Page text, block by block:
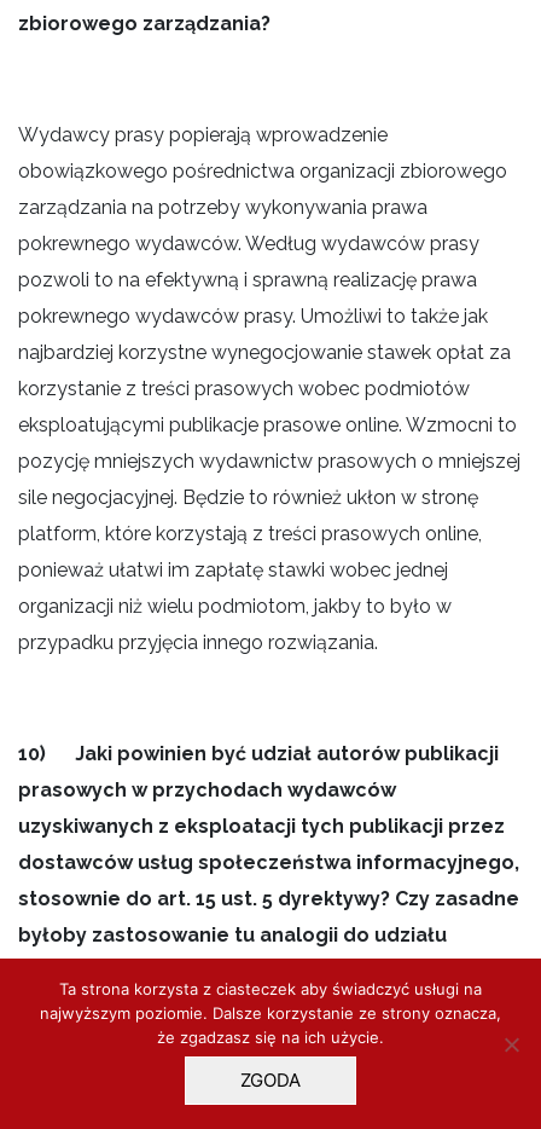
zbiorowego zarządzania?
Wydawcy prasy popierają wprowadzenie
obowiązkowego pośrednictwa organizacji zbiorowego
zarządzania na potrzeby wykonywania prawa
pokrewnego wydawców. Według wydawców prasy
pozwoli to na efektywną i sprawną realizację prawa
pokrewnego wydawców prasy. Umożliwi to także jak
najbardziej korzystne wynegocjowanie stawek opłat za
korzystanie z treści prasowych wobec podmiotów
eksploatującymi publikacje prasowe online. Wzmocni to
pozycję mniejszych wydawnictw prasowych o mniejszej
sile negocjacyjnej. Będzie to również ukłon w stronę
platform, które korzystają z treści prasowych online,
ponieważ ułatwi im zapłatę stawki wobec jednej
organizacji niż wielu podmiotom, jakby to było w
przypadku przyjęcia innego rozwiązania.
10) Jaki powinien być udział autorów publikacji
prasowych w przychodach wydawców
uzyskiwanych z eksploatacji tych publikacji przez
dostawców usług społeczeństwa informacyjnego,
stosownie do art. 15 ust. 5 dyrektywy? Czy zasadne
byłoby zastosowanie tu analogii do udziału
kompensacyjnych, o których mowa w art. 20 ust. 4
ustawy o prawie autorskim i prawach pokrewnych
Ta strona korzysta z ciasteczek aby świadczyć usługi na
najwyższym poziomie. Dalsze korzystanie ze strony oznacza,
że zgadzasz się na ich użycie.
ZGODA